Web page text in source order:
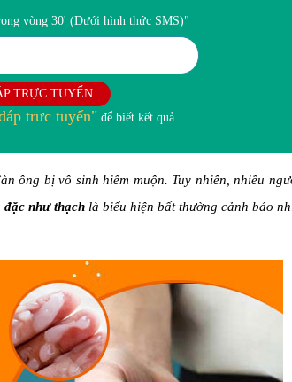
vòng 30' (Dưới hình thức SMS)"
TRỰC TUYẾN
trưc tuyến" để biết kết quả
ông bị vô sinh hiếm muộn. Tuy nhiên, nhiều
như thạch là biểu hiện bất thường cảnh báo